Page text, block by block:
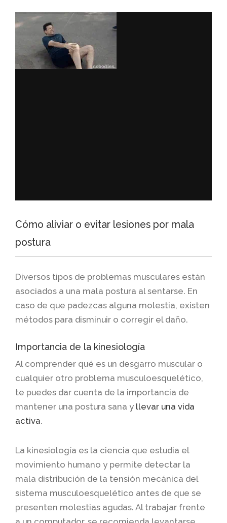
Cómo aliviar o evitar lesiones por mala
postura
Diversos tipos de problemas musculares están
asociados a una mala postura al sentarse. En
caso de que padezcas alguna molestia, existen
métodos para disminuir o corregir el daño.
Importancia de la kinesiología
Al comprender qué es un desgarro muscular o
cualquier otro problema musculoesquelético,
te puedes dar cuenta de la importancia de
mantener una postura sana y llevar una vida
activa.
La kinesiología es la ciencia que estudia el
movimiento humano y permite detectar la
mala distribución de la tensión mecánica del
sistema musculoesquelético antes de que se
presenten molestias agudas. Al trabajar frente